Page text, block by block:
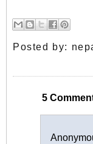
Posted by:
5